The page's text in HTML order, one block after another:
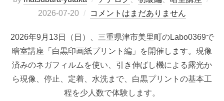
2026-07-20 コメントはまだありません
2026年9月13日（日）、三重県津市美里町のLabo0369で
暗室講座「白黒印画紙プリント編」を開催します。現像
済みのネガフィルムを使い、引き伸ばし機による露光か
ら現像、停止、定着、水洗まで、白黒プリントの基本工
程を少人数で体験します。